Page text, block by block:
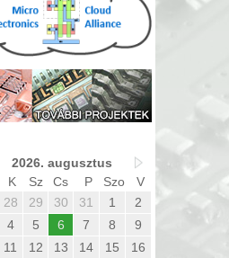
2026. augusztus
K Sz Cs P Szo
V
28 29 30 31 1
2
4 5 6 7 8
9
11 12 13 14 15
16